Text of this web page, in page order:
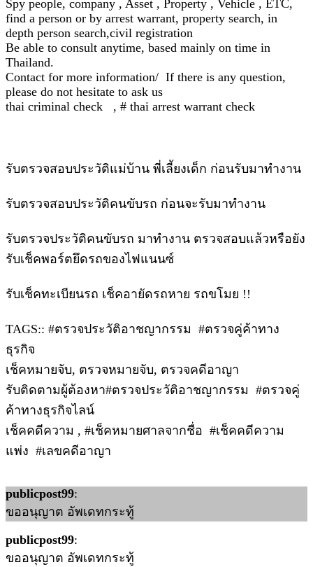
Spy people, company , Asset , Property , Vehicle , ETC,
find a person or by arrest warrant, property search, in
depth person search,civil registration
Be able to consult anytime, based mainly on time in
Thailand.
Contact for more information/ If there is any question,
please do not hesitate to ask us
thai criminal check , # thai arrest warrant check
รับตรวจสอบประวัติแม่บ้าน พี่เลี้ยงเด็ก ก่อนรับมาทำงาน
รับตรวจสอบประวัติคนขับรถ ก่อนจะรับมาทำงาน
รับตรวจประวัติคนขับรถ มาทำงาน ตรวจสอบแล้วหรือยัง
รับเช็คพอร์ตยึดรถของไฟแนนซ์
รับเช็คทะเบียนรถ เช็คอายัดรถหาย รถขโมย !!
TAGS:: #ตรวจประวัติอาชญากรรม #ตรวจคู่ค้าทาง
ธุรกิจ
เช็คหมายจับ, ตรวจหมายจับ, ตรวจคดีอาญา
รับติดตามผู้ต้องหา#ตรวจประวัติอาชญากรรม #ตรวจคู่
ค้าทางธุรกิจไลน์
เช็คคดีความ , #เช็คหมายศาลจากชื่อ #เช็คคดีความ
แพ่ง #เลขคดีอาญา
publicpost99:
ขออนุญาต อัพเดทกระทู้
publicpost99:
ขออนุญาต อัพเดทกระทู้